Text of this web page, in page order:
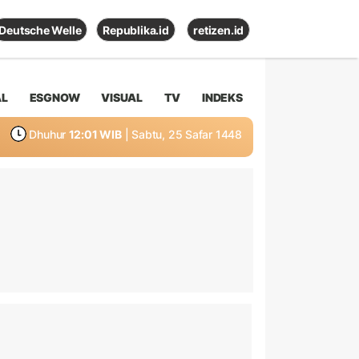
Deutsche Welle Republika.id retizen.id
ESGNOW VISUAL TV INDEKS
Dhuhur 12:01 WIB | Sabtu, 25 Safar 1448